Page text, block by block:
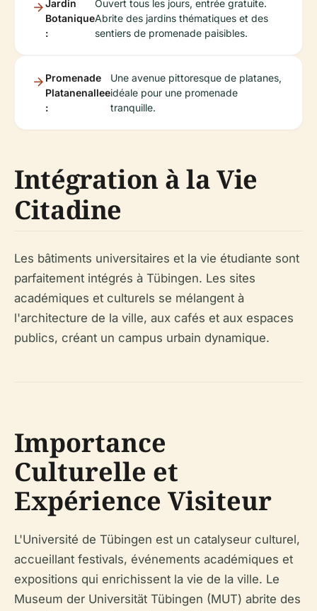
Jardin
Botanique
:
Ouvert tous les jours, entrée gratuite.
Abrite des jardins thématiques et des
sentiers de promenade paisibles.
Promenade
Platanenallee
:
Une avenue pittoresque de platanes,
idéale pour une promenade
tranquille.
Intégration à la Vie
Citadine
Les bâtiments universitaires et la vie étudiante sont
parfaitement intégrés à Tübingen. Les sites
académiques et culturels se mélangent à
l'architecture de la ville, aux cafés et aux espaces
publics, créant un campus urbain dynamique.
Importance
Culturelle et
Expérience Visiteur
L'Université de Tübingen est un catalyseur culturel,
accueillant festivals, événements académiques et
expositions qui enrichissent la vie de la ville. Le
Museum der Universität Tübingen (MUT) abrite des